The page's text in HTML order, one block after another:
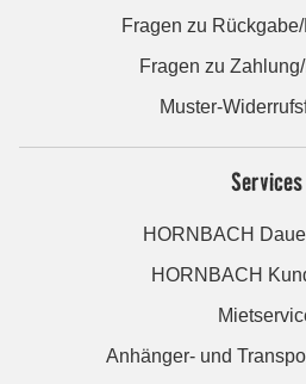
Fragen zu
Fragen zu
Muster-
Services
HORNBACH
HORNBACH
Anhänger- und